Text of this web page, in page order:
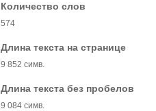
Количество слов
574
Длина текста на странице
9 852 симв.
Длина текста без пробелов
9 084 симв.